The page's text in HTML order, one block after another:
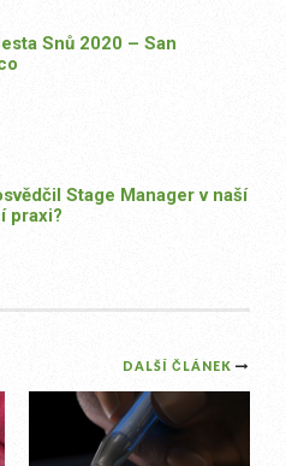
Snů 2020 – San
Stage Manager v naší
praxi?
DALŠÍ ČLÁNEK